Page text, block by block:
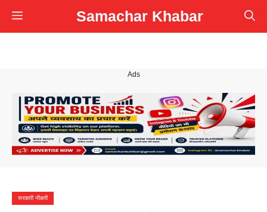
Skip
to
Samachar Khabar
Menu
Ads
सरकारी नौकरी